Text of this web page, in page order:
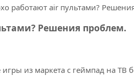
Решения проблем.